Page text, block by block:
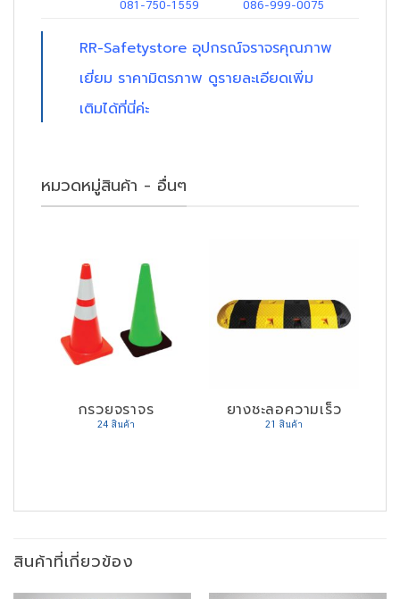
081-750-1559
086-999-0075
RR-Safetystore อุปกรณ์จราจรคุณภาพ
เยี่ยม ราคามิตรภาพ ดูรายละเอียดเพิ่ม
เติมได้ที่นี่ค่ะ
หมวดหมู่สินค้า - อื่นๆ
กรวยจราจร
24 สินค้า
ยางชะลอความเร็ว
21 สินค้า
สินค้าที่เกี่ยวข้อง